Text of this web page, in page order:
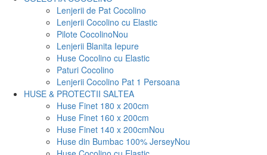
Lenjerii de Pat Cocolino
Lenjerii Cocolino cu Elastic
Pilote CocolinoNou
Lenjerii Blanita Iepure
Huse Cocolino cu Elastic
Paturi Cocolino
Lenjerii Cocolino Pat 1 Persoana
HUSE & PROTECTII SALTEA
Huse Finet 180 x 200cm
Huse Finet 160 x 200cm
Huse Finet 140 x 200cmNou
Huse din Bumbac 100% JerseyNou